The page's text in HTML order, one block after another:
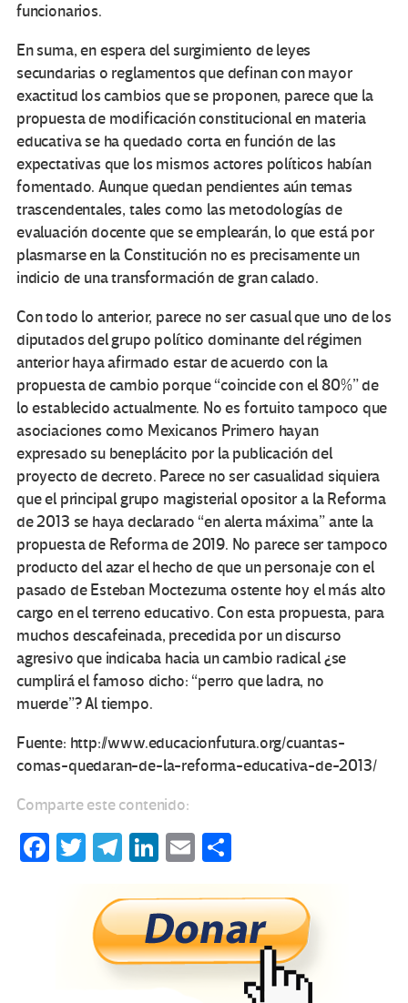
funcionarios.
En suma, en espera del surgimiento de leyes
secundarias o reglamentos que definan con mayor
exactitud los cambios que se proponen, parece que la
propuesta de modificación constitucional en materia
educativa se ha quedado corta en función de las
expectativas que los mismos actores políticos habían
fomentado. Aunque quedan pendientes aún temas
trascendentales, tales como las metodologías de
evaluación docente que se emplearán, lo que está por
plasmarse en la Constitución no es precisamente un
indicio de una transformación de gran calado.
Con todo lo anterior, parece no ser casual que uno de los
diputados del grupo político dominante del régimen
anterior haya afirmado estar de acuerdo con la
propuesta de cambio porque “coincide con el 80%” de
lo establecido actualmente. No es fortuito tampoco que
asociaciones como Mexicanos Primero hayan
expresado su beneplácito por la publicación del
proyecto de decreto. Parece no ser casualidad siquiera
que el principal grupo magisterial opositor a la Reforma
de 2013 se haya declarado “en alerta máxima” ante la
propuesta de Reforma de 2019. No parece ser tampoco
producto del azar el hecho de que un personaje con el
pasado de Esteban Moctezuma ostente hoy el más alto
cargo en el terreno educativo. Con esta propuesta, para
muchos descafeinada, precedida por un discurso
agresivo que indicaba hacia un cambio radical ¿se
cumplirá el famoso dicho: “perro que ladra, no
muerde”? Al tiempo.
Fuente: http://www.educacionfutura.org/cuantas-
comas-quedaran-de-la-reforma-educativa-de-2013/
Comparte este contenido:
Fa T
tt
er
Te
gr
a
m
Li
ke
dI
n
E
ail m
p
ar
tir